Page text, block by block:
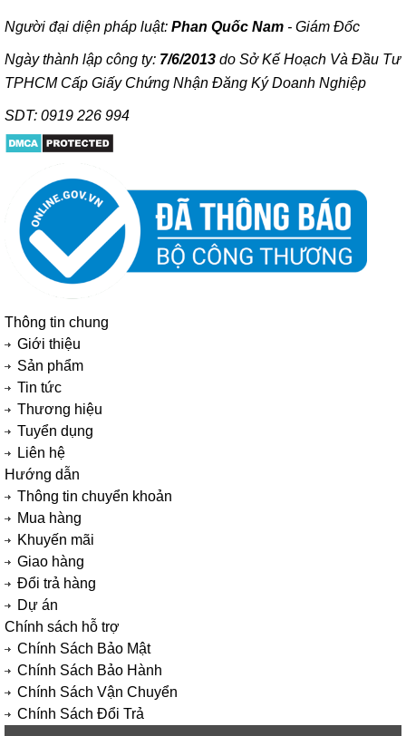
Người đại diện pháp luật: Phan Quốc Nam - Giám Đốc
Ngày thành lập công ty: 7/6/2013 do Sở Kế Hoạch Và Đầu Tư
TPHCM Cấp Giấy Chứng Nhận Đăng Ký Doanh Nghiệp
SDT: 0919 226 994
Thông tin chung
Giới thiệu
Sản phẩm
Tin tức
Thương hiệu
Tuyển dụng
Liên hệ
Hướng dẫn
Thông tin chuyển khoản
Mua hàng
Khuyến mãi
Giao hàng
Đổi trả hàng
Dự án
Chính sách hỗ trợ
Chính Sách Bảo Mật
Chính Sách Bảo Hành
Chính Sách Vận Chuyển
Chính Sách Đổi Trả